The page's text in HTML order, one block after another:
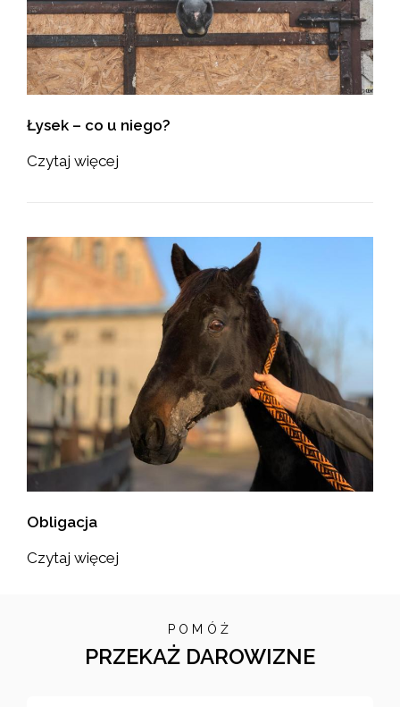
Łysek – co u niego?
Czytaj więcej
Obligacja
Czytaj więcej
POMÓŻ
PRZEKAŻ DAROWIZNE